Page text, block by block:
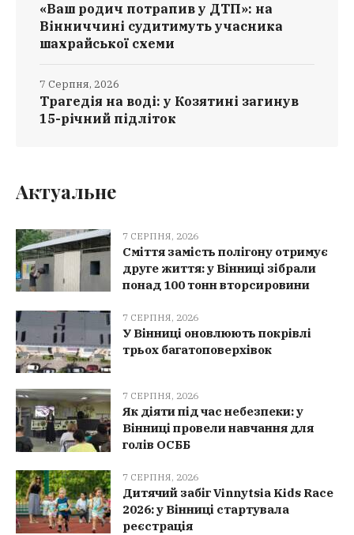
«Ваш родич потрапив у ДТП»: на
Вінниччині судитимуть учасника
шахрайської схеми
Трагедія на воді: у Козятині загинув
15-річний підліток
7 Серпня, 2026
Актуальне
7 СЕРПНЯ, 2026
Сміття замість полігону отримує
друге життя: у Вінниці зібрали
понад 100 тонн вторсировини
7 СЕРПНЯ, 2026
У Вінниці оновлюють покрівлі
трьох багатоповерхівок
7 СЕРПНЯ, 2026
Як діяти під час небезпеки: у
Вінниці провели навчання для
голів ОСББ
7 СЕРПНЯ, 2026
Дитячий забіг Vinnytsia Kids Race
2026: у Вінниці стартувала
реєстрація